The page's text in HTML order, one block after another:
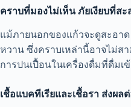
คราบที่มองไม่เห็น ภัยเงียบที่ส
แม้ภายนอกของแก้วจะดูสะอา
หวาน ซึ่งคราบเหล่านี้อาจไม่ส
การปนเปื้อนในเครื่องดื่มที่ดื่มเ
เชื้อแบคทีเรียและเชื้อรา ส่งผล